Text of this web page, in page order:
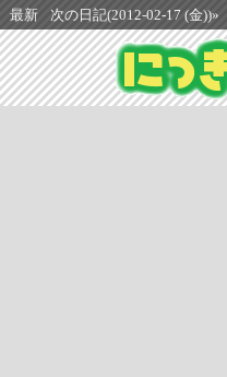
最新 次の日記(2012-02-17 (金))»